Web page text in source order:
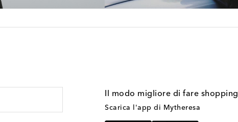
Il modo migliore di fare shopping
Scarica l'app di Mytheresa